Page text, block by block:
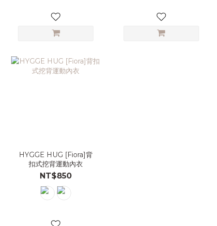
HYGGE HUG [Fiora]背
扣式挖背運動內衣
NT$850